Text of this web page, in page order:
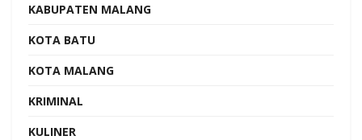
KABUPATEN MALANG
KOTA BATU
KOTA MALANG
KRIMINAL
KULINER